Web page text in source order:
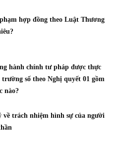
hợp đồng theo Luật Thương
hành chính tư pháp được thực
số theo Nghị quyết 01 gồm
nào?
về trách nhiệm hình sự của người